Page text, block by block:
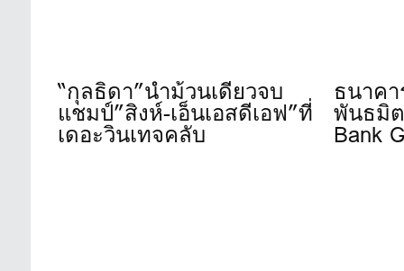
“กุลธิดา”นำม้วนเดียวจบ
แชมป์”สิงห์-เอ็นเอสดีเอฟ”ที่
เดอะวินเทจคลับ
ธนาค
พันธมิ
Bank